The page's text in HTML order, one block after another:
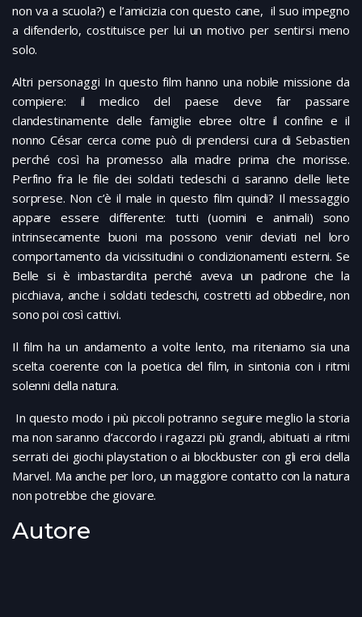
non va a scuola?) e l’amicizia con questo cane, il suo impegno
a difenderlo, costituisce per lui un motivo per sentirsi meno
solo.
Altri personaggi In questo film hanno una nobile missione da
compiere: il medico del paese deve far passare
clandestinamente delle famiglie ebree oltre il confine e il
nonno César cerca come può di prendersi cura di Sebastien
perché così ha promesso alla madre prima che morisse.
Perfino fra le file dei soldati tedeschi ci saranno delle liete
sorprese. Non c’è il male in questo film quindi? Il messaggio
appare essere differente: tutti (uomini e animali) sono
intrinsecamente buoni ma possono venir deviati nel loro
comportamento da vicissitudini o condizionamenti esterni. Se
Belle si è imbastardita perché aveva un padrone che la
picchiava, anche i soldati tedeschi, costretti ad obbedire, non
sono poi così cattivi.
Il film ha un andamento a volte lento, ma riteniamo sia una
scelta coerente con la poetica del film, in sintonia con i ritmi
solenni della natura.
In questo modo i più piccoli potranno seguire meglio la storia
ma non saranno d’accordo i ragazzi più grandi, abituati ai ritmi
serrati dei giochi playstation o ai blockbuster con gli eroi della
Marvel. Ma anche per loro, un maggiore contatto con la natura
non potrebbe che giovare.
Autore